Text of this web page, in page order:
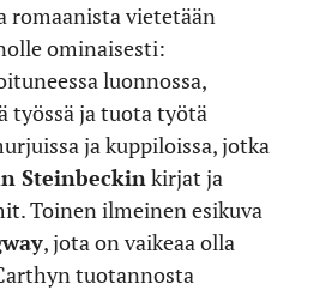
romaanista vietetään
ominaisesti:
luonnossa,
työssä ja tuota työtä
ja kuppiloissa, jotka
Steinbeckinkirjat ja
Toinen ilmeinen esikuva
, jota on vaikeaa olla
tuotannosta